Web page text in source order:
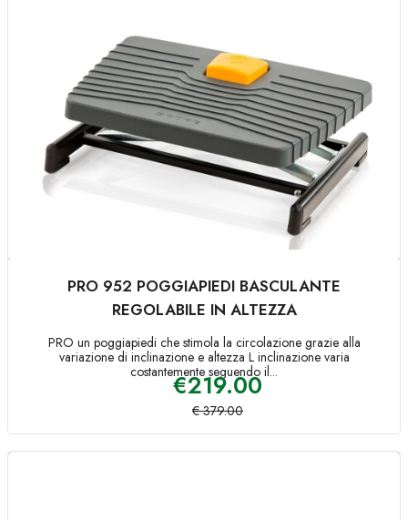
PRO 952 POGGIAPIEDI BASCULANTE
REGOLABILE IN ALTEZZA
PRO un poggiapiedi che stimola la circolazione grazie alla
variazione di inclinazione e altezza L inclinazione varia
costantemente seguendo il...
€219.00
€ 379.00